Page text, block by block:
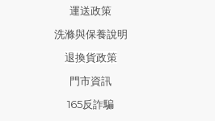
運送政策
洗滌與保養說明
退換貨政策
門市資訊
165反詐騙